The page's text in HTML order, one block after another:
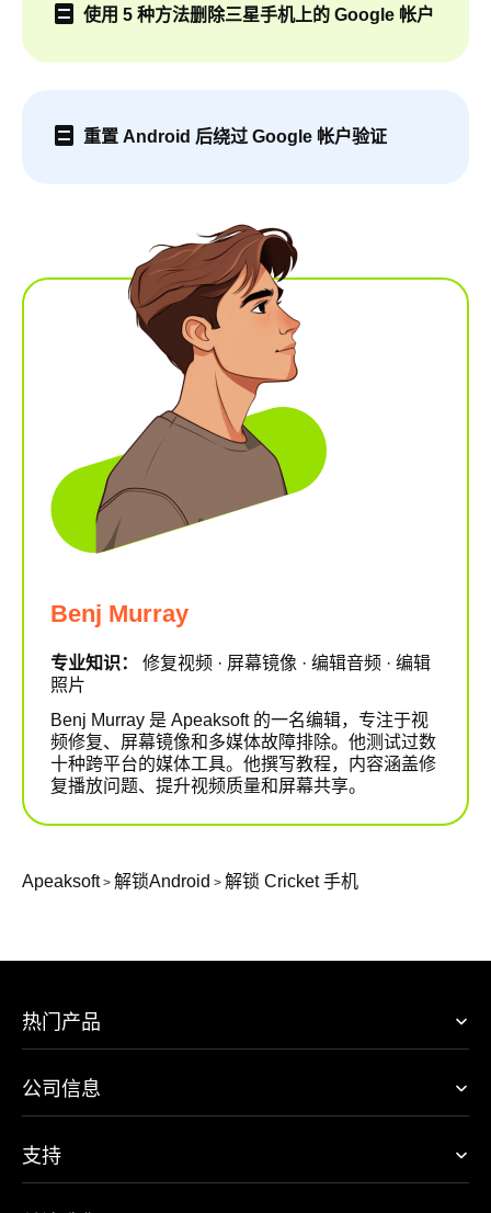
使用 5 种方法删除三星手机上的 Google 帐户
重置 Android 后绕过 Google 帐户验证
Benj Murray
专业知识： 修复视频 · 屏幕镜像 · 编辑音频 · 编辑
照片
Benj Murray 是 Apeaksoft 的一名编辑，专注于视
频修复、屏幕镜像和多媒体故障排除。他测试过数
十种跨平台的媒体工具。他撰写教程，内容涵盖修
复播放问题、提升视频质量和屏幕共享。
Apeaksoft> 解锁Android > 解锁 Cricket 手机
热门产品
公司信息
支持